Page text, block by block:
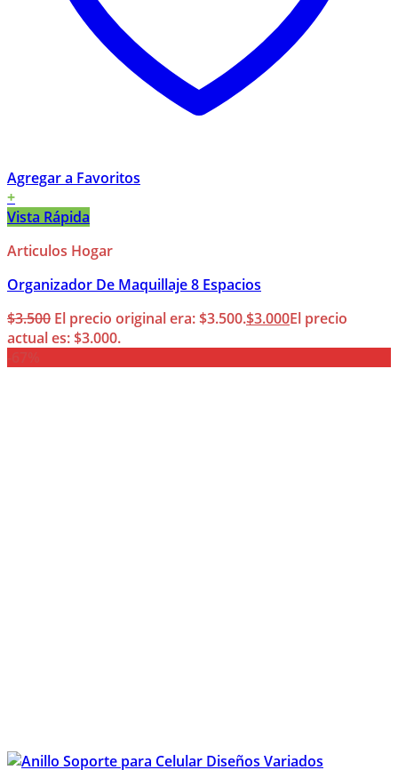
Agregar a Favoritos
+
Vista Rápida
Articulos Hogar
Organizador De Maquillaje 8 Espacios
$3.500 El precio original era: $3.500.$3.000El precio
actual es: $3.000.